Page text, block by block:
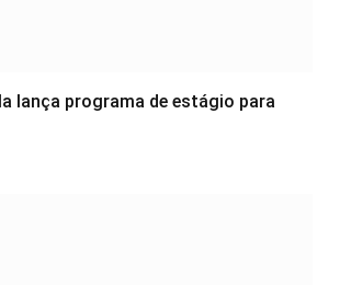
lança programa de estágio para